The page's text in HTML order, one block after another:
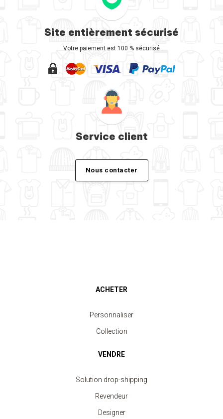
Site entièrement sécurisé
Votre paiement est 100 % sécurisé
Service client
Nous contacter
ACHETER
Personnaliser
Collection
VENDRE
Solution drop-shipping
Revendeur
Designer